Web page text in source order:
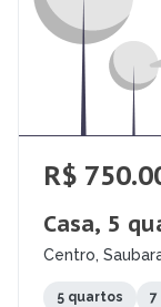
R$
Casa, 5
Centro,
5 quartos 7